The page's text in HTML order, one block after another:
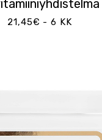
21,45€ - 6 KK